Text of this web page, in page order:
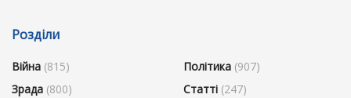
Розділи
Війна (815)
Зрада (800)
Політика (907)
Статті (247)